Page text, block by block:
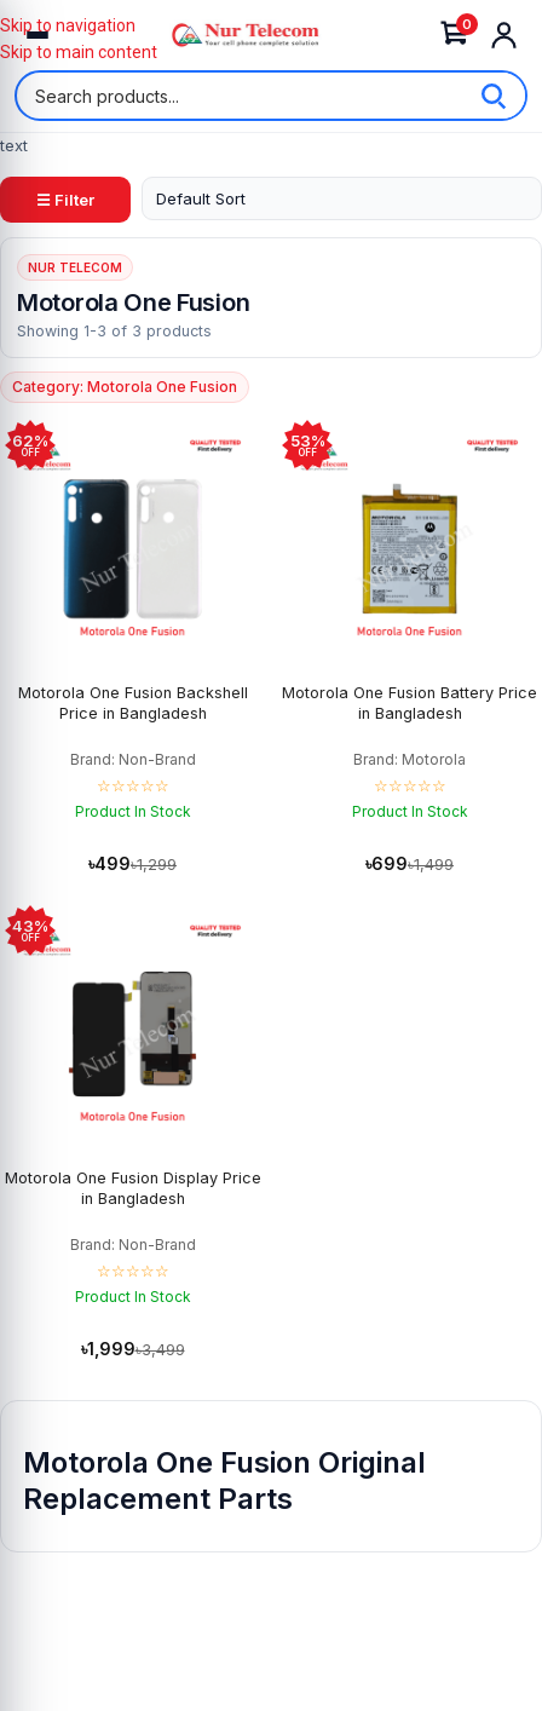
0
Skip to navigation
Skip to main content
text
☰ Filter
NUR TELECOM
Motorola One Fusion
Showing 1-3 of 3 products
Category: Motorola One Fusion
62%
OFF
Motorola One Fusion Backshell
Price in Bangladesh
Brand: Non-Brand
☆☆☆☆☆
Product In Stock
৳499৳1,299
53%
OFF
Motorola One Fusion Battery Price
in Bangladesh
Brand: Motorola
☆☆☆☆☆
Product In Stock
৳699৳1,499
43%
OFF
Motorola One Fusion Display Price
in Bangladesh
Brand: Non-Brand
☆☆☆☆☆
Product In Stock
৳1,999৳3,499
Motorola One Fusion Original
Replacement Parts